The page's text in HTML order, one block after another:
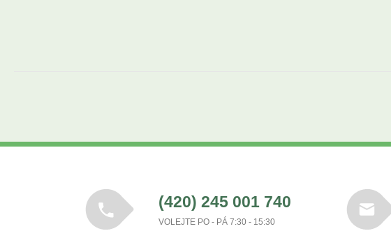
(420) 245 001 740
VOLEJTE PO - PÁ 7:30 - 15:30